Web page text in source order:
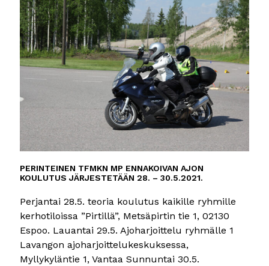
PERINTEINEN TFMKN MP ENNAKOIVAN AJON
KOULUTUS JÄRJESTETÄÄN 28. – 30.5.2021.
Perjantai 28.5. teoria koulutus kaikille ryhmille
kerhotiloissa ”Pirtillä”, Metsäpirtin tie 1, 02130
Espoo. Lauantai 29.5. Ajoharjoittelu ryhmälle 1
Lavangon ajoharjoittelukeskuksessa,
Myllykyläntie 1, Vantaa Sunnuntai 30.5.